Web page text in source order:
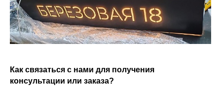
Как связаться с нами для получения
консультации или заказа?